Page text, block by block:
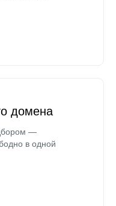
домена
—
в одной